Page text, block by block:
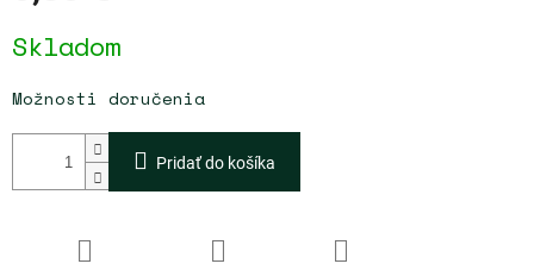
cena:
Skladom
Možnosti doručenia
Pridať do košíka